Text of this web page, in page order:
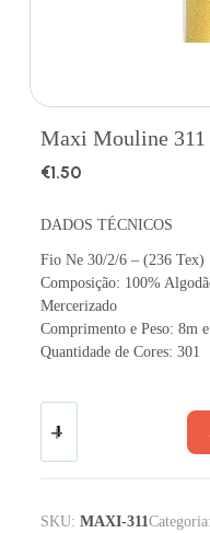
Maxi Mouline 311
€1.50
DADOS TÉCNICOS
Fio Ne 30/2/6 – (236 Tex)
Composição: 100%
Mercerizado
Comprimento e Peso: 8m
Quantidade de Cores: 301
SKU: MAXI-311Categoria: